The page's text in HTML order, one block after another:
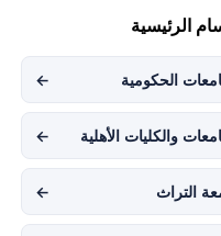
الرئيسية
الحكومية ←
والكليات الأهلية ←
التراث ←